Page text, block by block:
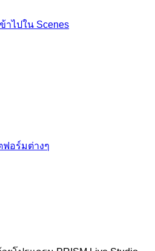
าไปใน Scenes
ฟอร์มต่างๆ